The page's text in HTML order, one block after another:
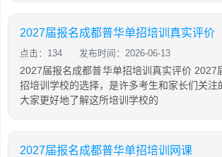
2027届报名成都普华单招培训真实评价
点击：134 发布时间：2026-06-13
2027届报名成都普华单招培训真实评价 2027
招培训学校的选择，是许多考生和家长们关注
大家更好地了解这所培训学校的
2027届报名成都普华单招培训网课